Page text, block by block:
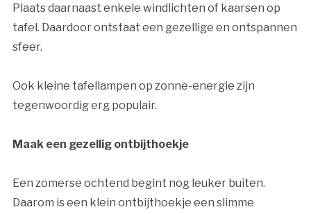
Plaats daarnaast enkele windlichten of kaarsen op
tafel. Daardoor ontstaat een gezellige en ontspannen
sfeer.
Ook kleine tafellampen op zonne-energie zijn
tegenwoordig erg populair.
Maak een gezellig ontbijthoekje
Een zomerse ochtend begint nog leuker buiten.
Daarom is een klein ontbijthoekje een slimme